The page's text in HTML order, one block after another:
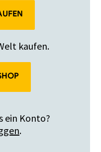
kaufen.
ein Konto?
.